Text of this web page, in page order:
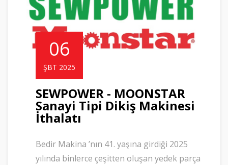
06
ŞBT 2025
SEWPOWER - MOONSTAR
Sanayi Tipi Dikiş Makinesi
İthalatı
Bedir Makina ’nın 41. yaşına girdiği 2025
yılında binlerce çeşitten oluşan yedek parça